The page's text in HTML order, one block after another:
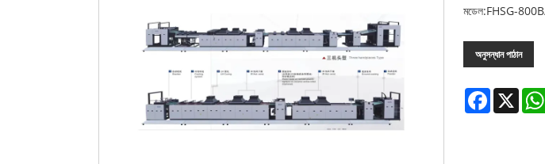
মডেল:FHSG-
অনুসন্ধান পাঠান
Facebook
X